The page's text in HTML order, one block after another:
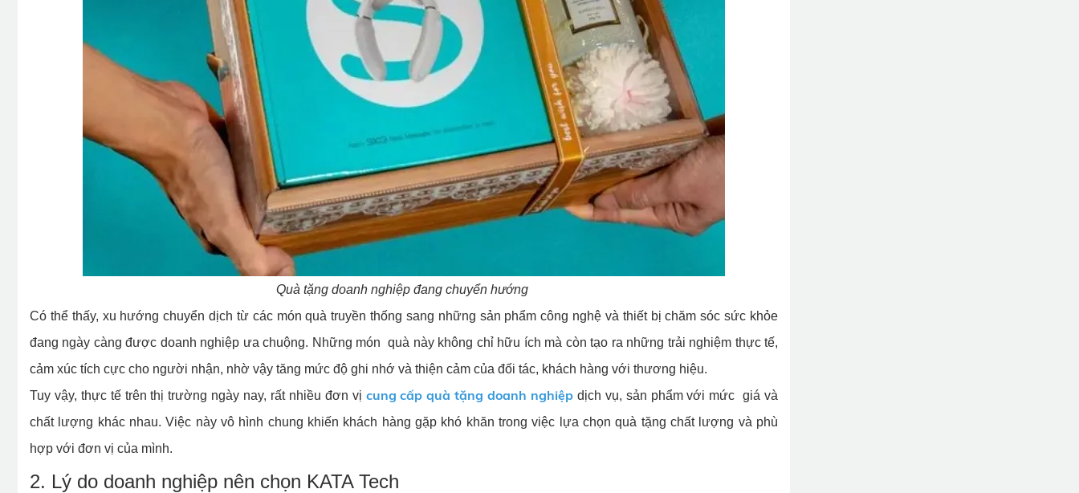
Quà tặng doanh nghiệp đang chuyển hướng
Có thể thấy, xu hướng chuyển dịch từ các món quà truyền thống sang những sản phẩm công nghệ và thiết bị chăm sóc sức khỏe
đang ngày càng được doanh nghiệp ưa chuộng. Những món quà này không chỉ hữu ích mà còn tạo ra những trải nghiệm thực tế,
cảm xúc tích cực cho người nhận, nhờ vậy tăng mức độ ghi nhớ và thiện cảm của đối tác, khách hàng với thương hiệu.
Tuy vậy, thực tế trên thị trường ngày nay, rất nhiều đơn vị cung cấp quà tặng doanh nghiệp dịch vụ, sản phẩm với mức giá và
chất lượng khác nhau. Việc này vô hình chung khiến khách hàng gặp khó khăn trong việc lựa chọn quà tặng chất lượng và phù
hợp với đơn vị của mình.
2. Lý do doanh nghiệp nên chọn KATA Tech